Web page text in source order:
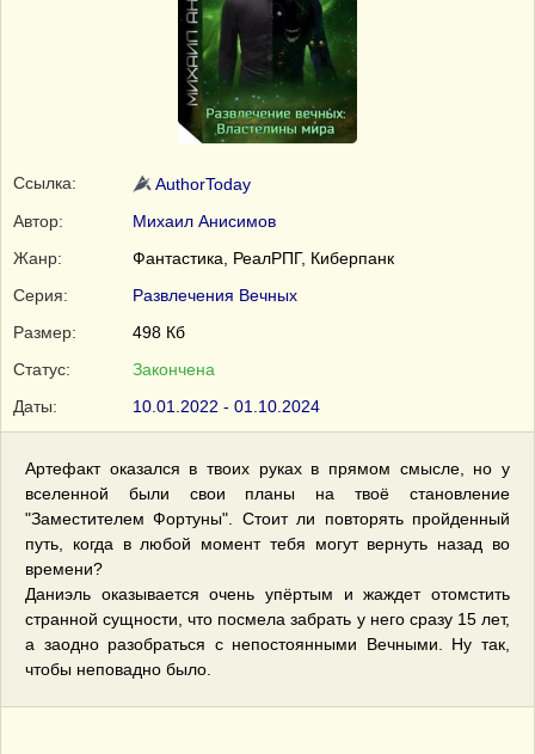
Ссылка:
AuthorToday
Автор:
Михаил Анисимов
Жанр:
Фантастика, РеалРПГ, Киберпанк
Серия:
Развлечения Вечных
Размер:
498 Кб
Статус:
Закончена
Даты:
10.01.2022 - 01.10.2024
Артефакт оказался в твоих руках в прямом смысле, но у
вселенной были свои планы на твоё становление
"Заместителем Фортуны". Стоит ли повторять пройденный
путь, когда в любой момент тебя могут вернуть назад во
времени?
Даниэль оказывается очень упёртым и жаждет отомстить
странной сущности, что посмела забрать у него сразу 15 лет,
а заодно разобраться с непостоянными Вечными. Ну так,
чтобы неповадно было.